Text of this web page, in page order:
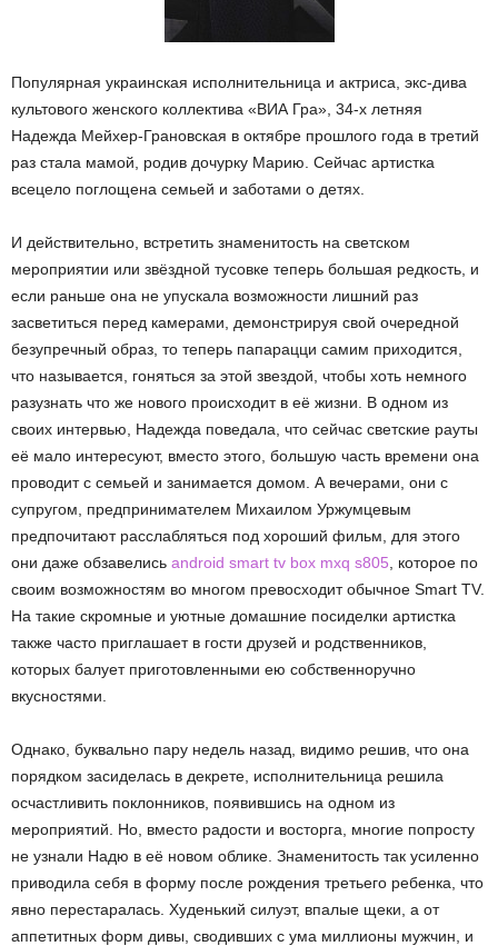
Популярная украинская исполнительница и актриса, экс-дива
культового женского коллектива «ВИА Гра», 34-х летняя
Надежда Мейхер-Грановская в октябре прошлого года в третий
раз стала мамой, родив дочурку Марию. Сейчас артистка
всецело поглощена семьей и заботами о детях.
И действительно, встретить знаменитость на светском
мероприятии или звёздной тусовке теперь большая редкость, и
если раньше она не упускала возможности лишний раз
засветиться перед камерами, демонстрируя свой очередной
безупречный образ, то теперь папарацци самим приходится,
что называется, гоняться за этой звездой, чтобы хоть немного
разузнать что же нового происходит в её жизни. В одном из
своих интервью, Надежда поведала, что сейчас светские рауты
её мало интересуют, вместо этого, большую часть времени она
проводит с семьей и занимается домом. А вечерами, они с
супругом, предпринимателем Михаилом Уржумцевым
предпочитают расслабляться под хороший фильм, для этого
они даже обзавелись android smart tv box mxq s805 , которое по
своим возможностям во многом превосходит обычное Smart TV.
На такие скромные и уютные домашние посиделки артистка
также часто приглашает в гости друзей и родственников,
которых балует приготовленными ею собственноручно
вкусностями.
Однако, буквально пару недель назад, видимо решив, что она
порядком засиделась в декрете, исполнительница решила
осчастливить поклонников, появившись на одном из
мероприятий. Но, вместо радости и восторга, многие попросту
не узнали Надю в её новом облике. Знаменитость так усиленно
приводила себя в форму после рождения третьего ребенка, что
явно перестаралась. Худенький силуэт, впалые щеки, а от
аппетитных форм дивы, сводивших с ума миллионы мужчин, и